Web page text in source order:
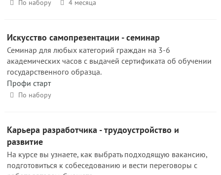
По набору 4 месяца
Искусство самопрезентации - семинар
Семинар для любых категорий граждан на 3-6
академических часов с выдачей сертификата об обучении
государственного образца.
Профи старт
По набору
Карьера разработчика - трудоустройство и
развитие
На курсе вы узнаете, как выбрать подходящую вакансию,
подготовиться к собеседованию и вести переговоры с